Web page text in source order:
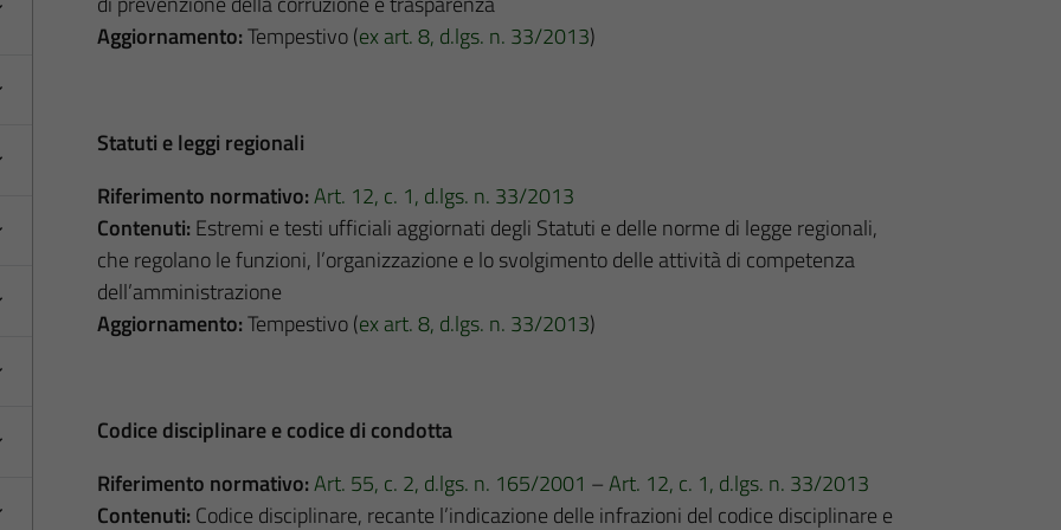
Aggiornamento:Tempestivo (ex art. 8, d.lgs. n. 33/2013)
Statuti e leggi regionali
Riferimento normativo:Art. 12, c. 1, d.lgs. n. 33/2013
Contenuti: Estremi e testi ufficiali aggiornati degli Statuti e delle norme di legge regionali,
che regolano le funzioni, l’organizzazione e lo svolgimento delle attività di competenza
dell’amministrazione
Aggiornamento:Tempestivo (ex art. 8, d.lgs. n. 33/2013)
Codice disciplinare e codice di condotta
Riferimento normativo:Art. 55, c. 2, d.lgs. n. 165/2001 –Art. 12, c. 1, d.lgs. n. 33/2013
Contenuti: Codice disciplinare, recante l’indicazione delle infrazioni del codice disciplinare e